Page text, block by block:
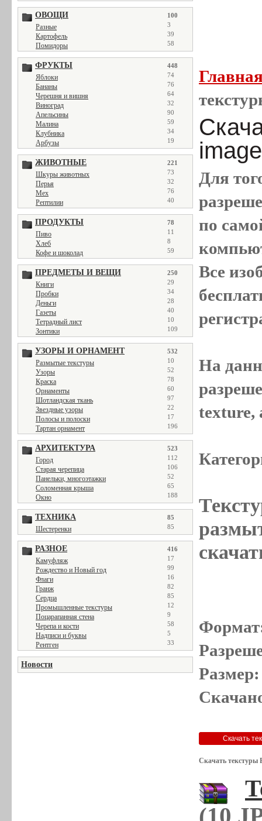
ОВОЩИ 100
Разные 3
Картофель 39
Помидоры 58
ФРУКТЫ 448
Яблоки 74
Бананы 76
Черешня и вишня 64
Виноград 32
Апельсины 90
Малина 59
Клубника 34
Арбузы 19
ЖИВОТНЫЕ 221
Шкуры животных 73
Перья 32
Мех 76
Рептилии 40
ПРОДУКТЫ 78
Пиво 11
Хлеб 8
Кофе и шоколад 59
ПРЕДМЕТЫ И ВЕЩИ 250
Книги 29
Пробки 34
Деньги 28
Газеты 40
Тетрадный лист 10
Зонтики 109
УЗОРЫ И ОРНАМЕНТ 532
Размытые текстуры 10
Узоры 52
Краска 78
Орнаменты 60
Шотландская ткань 97
Звездные узоры 22
Полосы и полоски 17
Тартан орнамент 196
АРХИТЕКТУРА 523
Город 112
Старая черепица 106
Панельки, многоэтажки 52
Соломенная крыша 65
Окно 188
ТЕХНИКА 85
Шестеренки 85
РАЗНОЕ 416
Камуфляж 17
Рождество и Новый год 99
Флаги 16
Гранж 82
Сердца 85
Промышленные текстуры 12
Поцарапанная стена 9
Черепа и кости 58
Надписи и буквы 5
Рентген 33
Новости
image
Для
по
Все
На
texture,
Скачать текстуры